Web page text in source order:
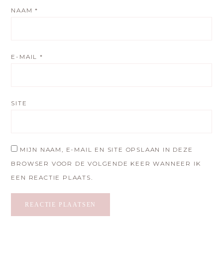
NAAM*
E-MAIL*
SITE
MIJN NAAM, E-MAIL EN SITE OPSLAAN IN DEZE
BROWSER VOOR DE VOLGENDE KEER WANNEER IK
EEN REACTIE PLAATS.